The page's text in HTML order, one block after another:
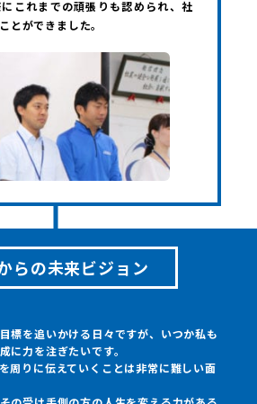
これまでの頑張りも認められ、社
とができました。
らの未来ビジョン
標を追いかける日々ですが、いつか私も
に力を注ぎたいです。
周りに伝えていくことは非常に難しい面